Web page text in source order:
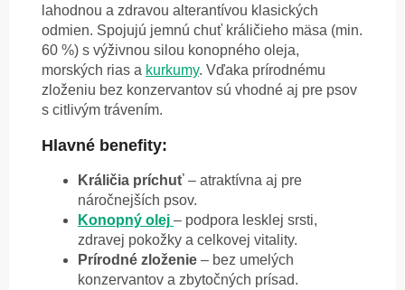
lahodnou a zdravou alterantívou klasických
odmien. Spojujú jemnú chuť králičieho mäsa (min.
60 %) s výživnou silou konopného oleja,
morských rias a kurkumy. Vďaka prírodnému
zloženiu bez konzervantov sú vhodné aj pre psov
s citlivým trávením.
Hlavné benefity:
Králičia príchuť – atraktívna aj pre
náročnejších psov.
Konopný olej – podpora lesklej srsti,
zdravej pokožky a celkovej vitality.
Prírodné zloženie – bez umelých
konzervantov a zbytočných prísad.